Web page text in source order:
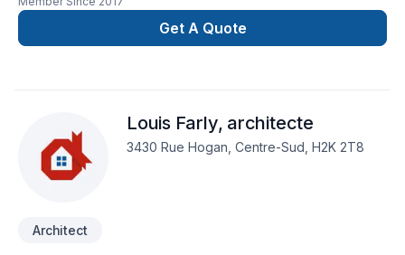
Get A Quote
Louis Farly, architecte
3430 Rue Hogan, Centre-Sud, H2K 2T8
Architect